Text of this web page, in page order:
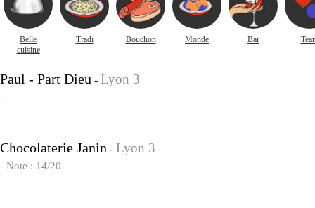
Belle
cuisine
Tradi Bouchon Monde Bar
Paul - Part Dieu - Lyon 3
-
Chocolaterie Janin - Lyon 3
- Note : 14/20